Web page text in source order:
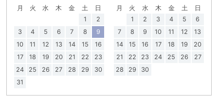
月 火 水 木 金 土
日
1
2
3
4 5 6 7 8
9
10
11 12 13 14 15
16
17
18 19 20 21 22
23
24
25 26 27 28 29
30
31
月 火 水 木 金 土
日
1
2 3 4 5
6
7
8 9 10 11 12
13
14
15 16 17 18 19
20
21
22 23 24 25 26
27
28
29 30